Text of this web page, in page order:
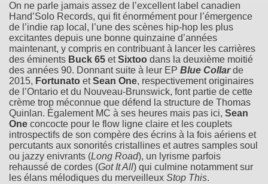
On ne parle jamais assez de l’excellent label canadien
Hand’Solo Records, qui fit énormément pour l’émergence
de l’indie rap local, l’une des scènes hip-hop les plus
excitantes depuis une bonne quinzaine d’années
maintenant, y compris en contribuant à lancer les carrières
des éminents Buck 65 etSixtoo dans la deuxième moitié
des années 90. Donnant suite à leur EP Blue Collar de
2015, Fortunato etSean One, respectivement originaires
de l’Ontario et du Nouveau-Brunswick, font partie de cette
crème trop méconnue que défend la structure de Thomas
Quinlan. Également MC à ses heures mais pas ici, Sean
One concocte pour le flow ligne claire et les couplets
introspectifs de son compère des écrins à la fois aériens et
percutants aux sonorités cristallines et autres samples soul
ou jazzy enivrants (Long Road), un lyrisme parfois
rehaussé de cordes (Got It All) qui culmine notamment sur
les élans mélodiques du merveilleux Stop This.